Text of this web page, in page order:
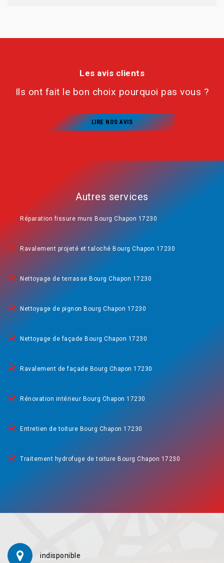
Les avis clients
Ils ont fait le bon choix pourquoi pas vous ?
LIRE NOS AVIS
Autres services
Réparation fissure murs Bourg Chapon 17230
Ravalement projeté et taloché Bourg Chapon 17230
Nettoyage de terrasse Bourg Chapon 17230
Nettoyage de pignon Bourg Chapon 17230
Nettoyage de façade Bourg Chapon 17230
Ravalement de façade Bourg Chapon 17230
Rénovation intérieur Bourg Chapon 17230
Entretien de toiture Bourg Chapon 17230
Traitement hydrofuge de toiture Bourg Chapon 17230
indisponible